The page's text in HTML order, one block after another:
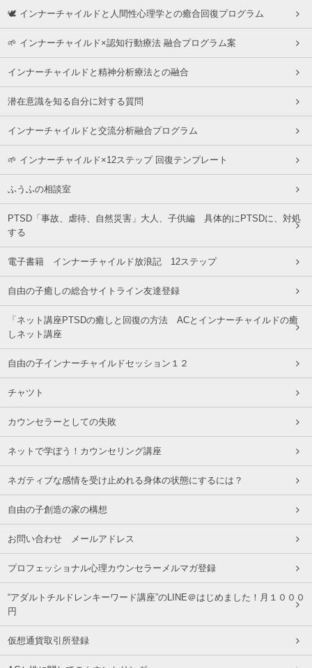
🕊 インナーチャイルドと人間性心理学との癒合回復プログラム
🌱 インナーチャイルド×認知行動療法 融合プログラム案
インナーチャイルドと精神分析療法との融合
潜在意識を知る自分に対する質問
インナーチャイルドと交流分析融合プログラム
🌱 インナーチャイルド×12ステップ 回復テンプレート
ふうふの相談室
PTSD「事故、虐待、自然災害」大人、子供編 具体的にPTSDに、対処
する
電子書籍 インナーチャイルド放浪記 12ステップ
自由の子癒しの総合サイトライン友達登録
「ネット講座PTSDの癒しと回復の方法 ACとインナーチャイルドの癒
しネット講座
自由の子インナーチャイルドセッション１２
チャツト
カウンセラーとしての失敗
ネットで学ぼう！カウンセリング講座
ネガティブな感情を受け止めれる身体の状態にするには？
自由の子創造の家の構想
お問い合わせ メールアドレス
プロフェッショナル心理カウンセラーメルマガ登録
“アダルトチルドレンキーワード講座”のLINE＠はじめました！月１０００
円
仮想通貨取引所登録